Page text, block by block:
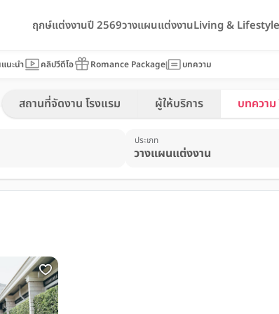
ฤกษ์แต่งงานปี 2569วางแผนแต่งงานLiving & Lifestyle
นะนำ คลิปวีดีโอ Romance Package บทความ
สถานที่จัดงาน โรงแรม ผู้ให้บริการ บทความ
ประเภท